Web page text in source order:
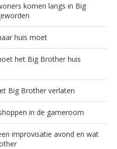
komen langs in Big
huis moet
het Big Brother huis
Big Brother verlaten
in de gameroom
improvisatie avond en wat